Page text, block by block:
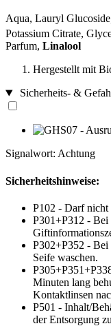
Aqua, Lauryl
Potassium Citrate,
Parfum, Linalool
Hergestellt mit
Sicherheits- &
Signalwort: Achtung
Sicherheitshinweise:
P102 - Darf nicht
P301+P312 -
P302+P352 -
Seife waschen.
Minuten lang
Kontaktlinsen
P501 - Inhalt/
der Entsorgung